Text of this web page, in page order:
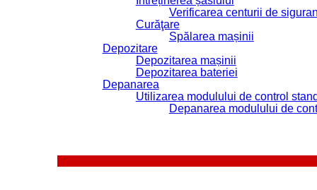
Verificarea centurii de
Curăţare
Spălarea mașinii
Depozitare
Depozitarea mașinii
Depozitarea bateriei
Depanarea
Utilizarea modulului de control
Depanarea modulului de